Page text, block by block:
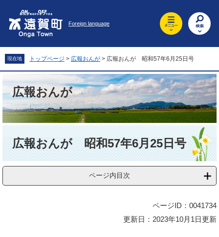
先
頭
を
飛
文
へ
Foreign language
現在地 トップページ > 広報おんが > 広報おんが 昭和57年6月25日号
広報おんが
広報おんが 昭和57年6月25日号
ページ内目次
ページID：0041734
更新日：2023年10月1日更新